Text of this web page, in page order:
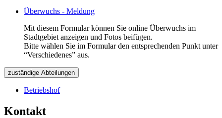
Überwuchs - Meldung
Mit diesem Formular können Sie online Überwuchs im
Stadtgebiet anzeigen und Fotos beifügen.
Bitte wählen Sie im Formular den entsprechenden Punkt unter
“Verschiedenes” aus.
zuständige Abteilungen
Betriebshof
Kontakt